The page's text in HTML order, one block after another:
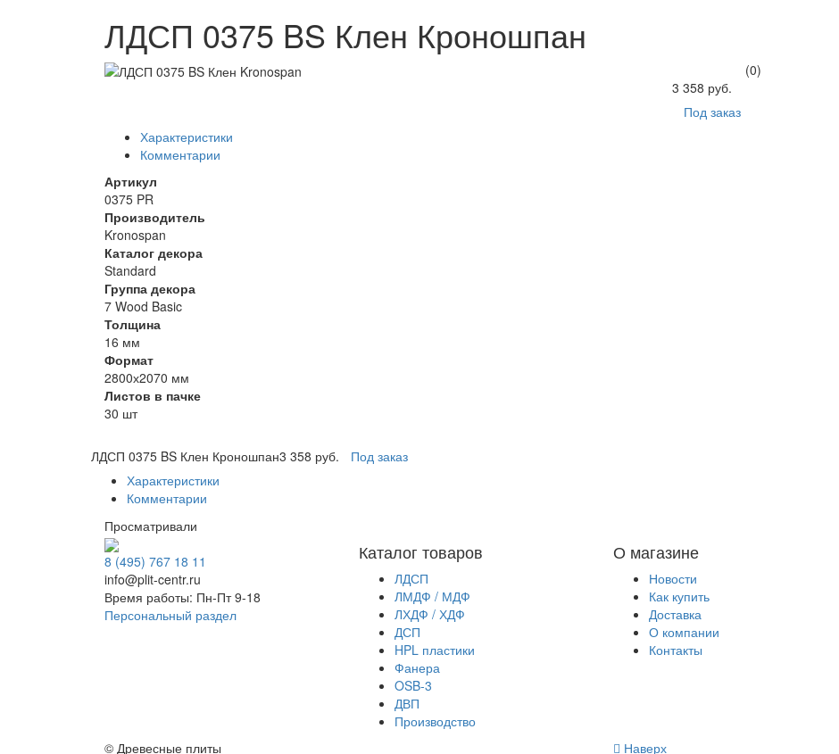
ЛДСП 0375 BS Клен Кроношпан
(0)
3 358 руб.
Под заказ
Характеристики
Комментарии
Артикул
0375 PR
Производитель
Kronospan
Каталог декора
Standard
Группа декора
7 Wood Basic
Толщина
16 мм
Формат
2800х2070 мм
Листов в пачке
30 шт
ЛДСП 0375 BS Клен Кроношпан3 358 руб.
Под заказ
Характеристики
Комментарии
Просматривали
О магазине
Новости
Как купить
Доставка
О компании
Контакты
Каталог товаров
ЛДСП
ЛМДФ / МДФ
ЛХДФ / ХДФ
ДСП
HPL пластики
Фанера
OSB-3
ДВП
Производство
8 (495) 767 18 11
info@plit-centr.ru
Время работы: Пн-Пт 9-18
Персональный раздел
© Древесные плиты Наверх